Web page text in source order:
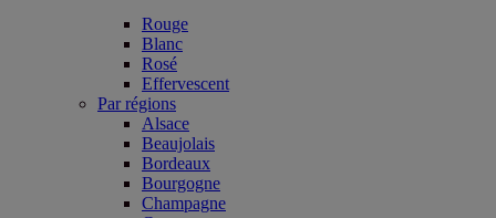
Rouge
Blanc
Rosé
Effervescent
Par régions
Alsace
Beaujolais
Bordeaux
Bourgogne
Champagne